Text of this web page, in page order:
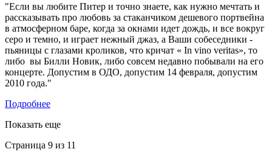
"Если вы любите Питер и точно знаете, как нужно мечтать и
рассказывать про любовь за стаканчиком дешевого портвейна
в атмосферном баре, когда за окнами идет дождь, и все вокруг
серо и темно, и играет нежный джаз, а Ваши собеседники -
пьяницы с глазами кроликов, что кричат « In vino veritas», то
либо вы Билли Новик, либо совсем недавно побывали на его
концерте. Допустим в ОДО, допустим 14 февраля, допустим
2010 года."
Подробнее
Показать еще
Страница 9 из 11